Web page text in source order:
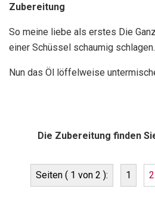
Zubereitung
So meine liebe als erstes Die
einer Schüssel schaumig schlagen.
Nun das Öl löffelweise
Die Zubereitung finden
Seiten ( 1 von 2 ): 1 2